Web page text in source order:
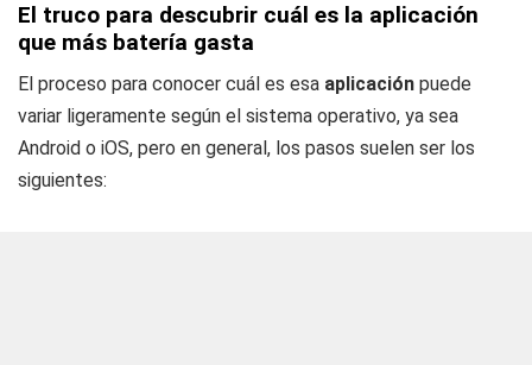
El truco para descubrir cuál es la aplicación
que más batería gasta
El proceso para conocer cuál es esa aplicación puede
variar ligeramente según el sistema operativo, ya sea
Android o iOS, pero en general, los pasos suelen ser los
siguientes: